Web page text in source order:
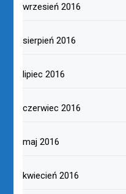
wrzesień 2016
sierpień 2016
lipiec 2016
czerwiec 2016
maj 2016
kwiecień 2016